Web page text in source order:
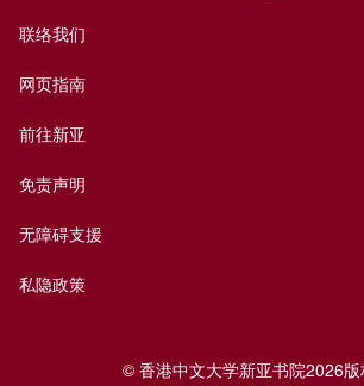
联络我们
网页指南
前往新亚
免责声明
无障碍支援
私隐政策
© 香港中文大学新亚书院2026